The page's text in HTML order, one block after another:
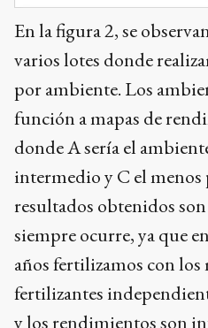
En la figura 2, se
varios lotes donde
por ambiente. Los
función a mapas de
donde A sería el
intermedio y C el
resultados obtenidos
siempre ocurre, ya que
años fertilizamos con los
fertilizantes
y los rendimientos son